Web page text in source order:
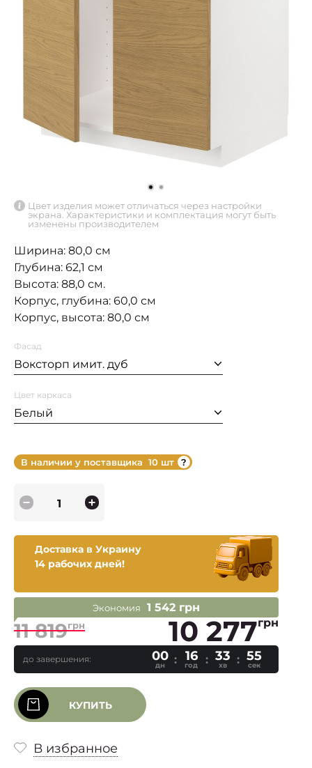
Цвет изделия может отличаться через настройки
экрана. Характеристики и комплектация могут быть
изменены производителем
Ширина: 80,0 см
Глубина: 62,1 см
Высота: 88,0 см.
Корпус, глубина: 60,0 см
Корпус, высота: 80,0 см
Фасад
Воксторп имит. дуб
Цвет каркаса
Белый
В наличии у поставщика 10 шт
Доставка в Украину
14 рабочих дней!
Экономия 1 542 грн
11 819грн 10 277грн
до завершения: 00
дн
16
год
33
хв
55
сек
КУПИТЬ
В избранное